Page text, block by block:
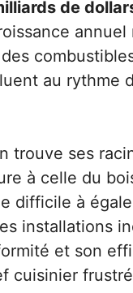
de
annuel
au rythme
trouve ses
à celle du
difficile à
installations
et son
cuisinier